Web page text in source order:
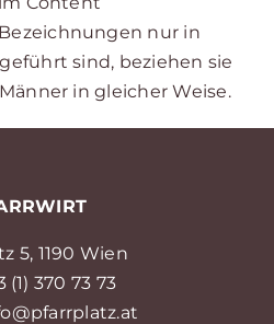
nur in
sind, beziehen sie
in gleicher Weise.
5, 1190 Wien
(1) 370 73 73